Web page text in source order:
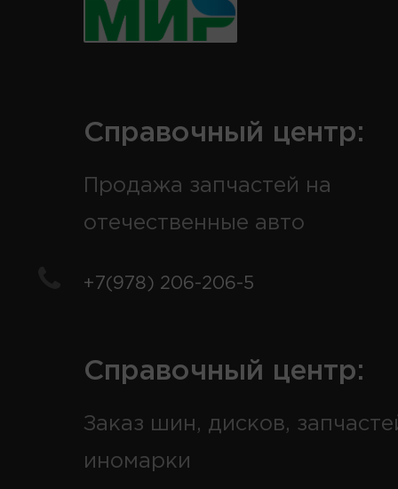
Справочный центр:
Продажа запчастей на
отечественные авто
+7(978) 206-206-5
Справочный центр:
Заказ шин, дисков,
иномарки